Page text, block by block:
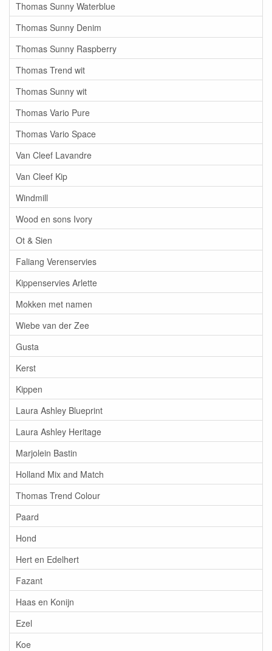
Thomas Sunny Waterblue
Thomas Sunny Denim
Thomas Sunny Raspberry
Thomas Trend wit
Thomas Sunny wit
Thomas Vario Pure
Thomas Vario Space
Van Cleef Lavandre
Van Cleef Kip
Windmill
Wood en sons Ivory
Ot & Sien
Faliang Verenservies
Kippenservies Arlette
Mokken met namen
Wiebe van der Zee
Gusta
Kerst
Kippen
Laura Ashley Blueprint
Laura Ashley Heritage
Marjolein Bastin
Holland Mix and Match
Thomas Trend Colour
Paard
Hond
Hert en Edelhert
Fazant
Haas en Konijn
Ezel
Koe